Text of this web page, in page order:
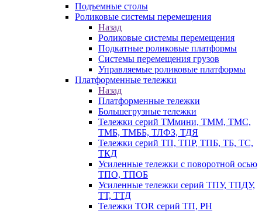
Подъемные столы
Роликовые системы перемещения
Назад
Роликовые системы перемещения
Подкатные роликовые платформы
Системы перемещения грузов
Управляемые роликовые платформы
Платформенные тележки
Назад
Платформенные тележки
Большегрузные тележки
Тележки серий ТМмини, ТММ, ТМС,
ТМБ, ТМББ, ТЛФЗ, ТДЯ
Тележки серий ТП, ТПР, ТПБ, ТБ, ТС,
ТКД
Усиленные тележки с поворотной осью
ТПО, ТПОБ
Усиленные тележки серий ТПУ, ТПДУ,
ТТ, ТТД
Тележки TOR серий ТП, PH